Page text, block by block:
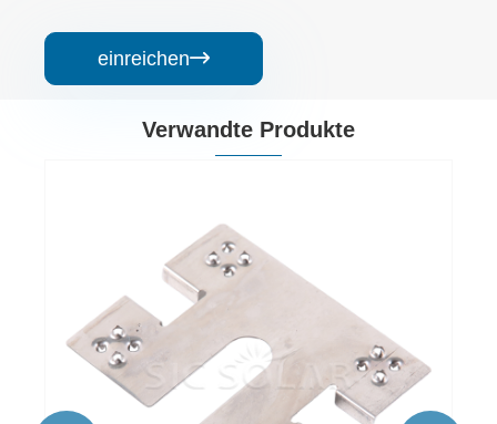
einreichen
Verwandte Produkte